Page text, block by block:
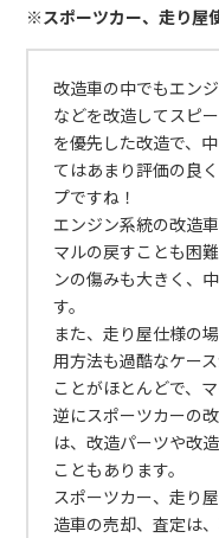
※スポーツカー、走り屋
改造車の中でもエン
などを改造してスピ
を優先した改造で、
てはあまり評価の良
プですね！
エンジン系統の改造
マルの戻すことも困
ンの傷みも大きく、
す。
また、走り屋仕様の
用方法も過酷なケー
ことがほとんどで、
逆にスポーツカーの
は、改造パーツや改
こともあります。
スポーツカー、走り
造車の売却、査定は